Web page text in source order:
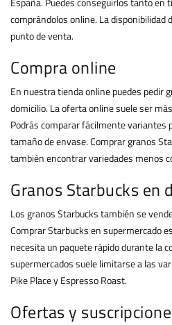
comprándolos online. La disponibilidad
punto de venta.
Compra online
En nuestra tienda online puedes pedir
domicilio. La oferta online suele ser
Podrás comparar fácilmente variantes
tamaño de envase. Comprar granos
también encontrar variedades menos
Granos Starbucks en
Los granos Starbucks también se
Comprar Starbucks en supermercado
necesita un paquete rápido durante la
supermercados suele limitarse a las
Pike Place y Espresso Roast.
Ofertas y